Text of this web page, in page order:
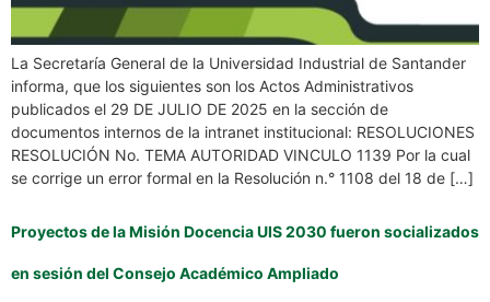
La Secretaría General de la Universidad Industrial de Santander
informa, que los siguientes son los Actos Administrativos
publicados el 29 DE JULIO DE 2025 en la sección de
documentos internos de la intranet institucional: RESOLUCIONES
RESOLUCIÓN No. TEMA AUTORIDAD VINCULO 1139 Por la cual
se corrige un error formal en la Resolución n.° 1108 del 18 de […]
Proyectos de la Misión Docencia UIS 2030 fueron socializados
en sesión del Consejo Académico Ampliado